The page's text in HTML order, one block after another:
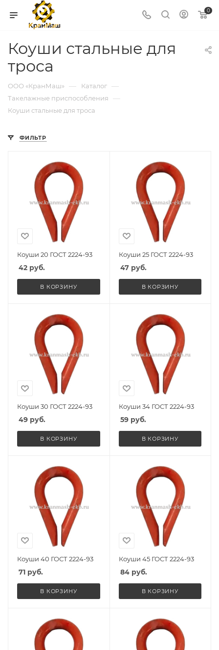
0
Коуши стальные для
троса
ООО «КранМаш» — Каталог —
Такелажные приспособления —
Коуши стальные для троса
ФИЛЬТР
Коуши 20 ГОСТ 2224-93
42 руб.
В КОРЗИНУ
Коуши 25 ГОСТ 2224-93
47руб.
В КОРЗИНУ
Коуши 30 ГОСТ 2224-93
49 руб.
В КОРЗИНУ
Коуши 34 ГОСТ 2224-93
59руб.
В КОРЗИНУ
Коуши 40 ГОСТ 2224-93
71 руб.
В КОРЗИНУ
Коуши 45 ГОСТ 2224-93
84руб.
В КОРЗИНУ